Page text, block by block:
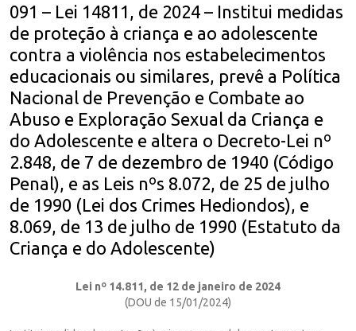
091 – Lei 14811, de 2024 – Institui medidas
de proteção à criança e ao adolescente
contra a violência nos estabelecimentos
educacionais ou similares, prevê a Política
Nacional de Prevenção e Combate ao
Abuso e Exploração Sexual da Criança e
do Adolescente e altera o Decreto-Lei nº
2.848, de 7 de dezembro de 1940 (Código
Penal), e as Leis nºs 8.072, de 25 de julho
de 1990 (Lei dos Crimes Hediondos), e
8.069, de 13 de julho de 1990 (Estatuto da
Criança e do Adolescente)
Lei nº 14.811, de 12 de janeiro de 2024
(DOU de 15/01/2024)